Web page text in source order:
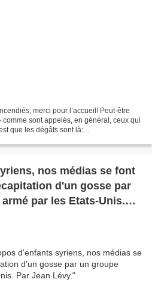
merci pour l’accueil! Peut-être
comme sont appelés, en général, ceux qui
que les dégâts sont là:
nos médias se font
d'un gosse par
par les Etats-Unis.